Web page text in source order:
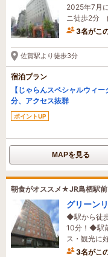
2025年7月
ニ徒歩2分
3名がこ
佐賀駅より徒歩3分
宿泊プラン
【じゃらんスペシャルウィ
分、アクセス抜群
ポイントUP
MAPを見る
朝食がオススメ★JR鳥栖駅
グリーン
◆駅から徒
10分！◆駅
ス・観光に
3名がこ